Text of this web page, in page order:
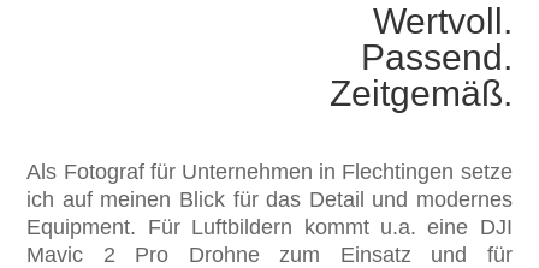
Wertvoll.
Passend.
Zeitgemäß.
Als Fotograf für Unternehmen in Flechtingen setze
ich auf meinen Blick für das Detail und modernes
Equipment. Für Luftbildern kommt u.a. eine DJI
Mavic 2 Pro Drohne zum Einsatz und für